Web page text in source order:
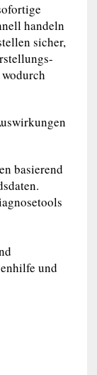
handeln
sicher,
basierend
und